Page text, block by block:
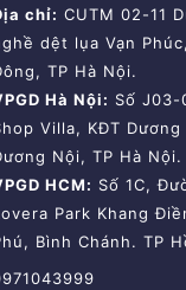
chỉ: CUTM 02-11
dệt lụa Vạn
TP Hà Nội.
Hà Nội: Số J03-
Villa, KĐT Dương
Nội, TP Hà Nội.
HCM: Số 1C,
Park Khang
Bình Chánh. TP